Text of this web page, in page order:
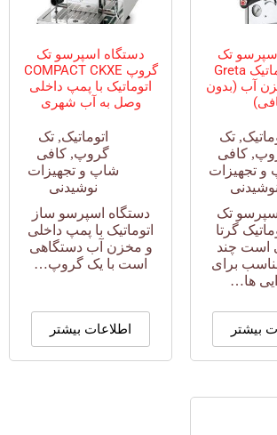
تک
گروپ اتوماتیک Greta
آب (بدون
,تک
, کافی
و تجهیزات
نوشیدنی
تک
گرتا
است چند
برای
ها…
بیشتر
دستگاه اسپرسو تک
گروپ COMPACT CKXE
اتوماتیک با پمپ داخلی
وصل به آب شهری
اتوماتیک,تک
گروپ, کافی
شاپ و تجهیزات
نوشیدنی
دستگاه اسپرسو ساز
اتوماتیک با پمپ داخلی
و مخزن آب دستگاهی
است با یک گروپ…
اطلاعات بیشتر